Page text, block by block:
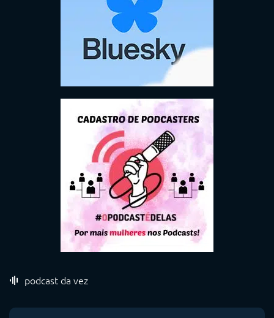
podcast da vez